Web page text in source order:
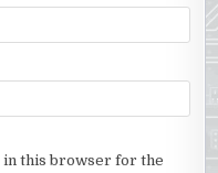
in this browser for the